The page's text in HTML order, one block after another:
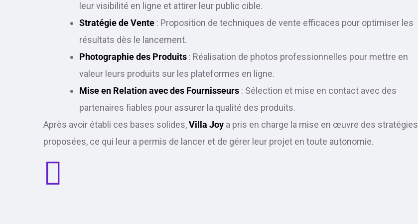
leur visibilité en ligne et attirer leur public cible.
Stratégie de Vente : Proposition de techniques de vente efficaces pour optimiser les
résultats dès le lancement.
Photographie des Produits : Réalisation de photos professionnelles pour mettre en
valeur leurs produits sur les plateformes en ligne.
Mise en Relation avec des Fournisseurs : Sélection et mise en contact avec des
partenaires fiables pour assurer la qualité des produits.
Après avoir établi ces bases solides,Villa Joy a pris en charge la mise en œuvre des stratégies
proposées, ce qui leur a permis de lancer et de gérer leur projet en toute autonomie.